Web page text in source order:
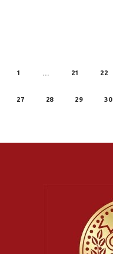
1 … 21 22
27 28 29 30